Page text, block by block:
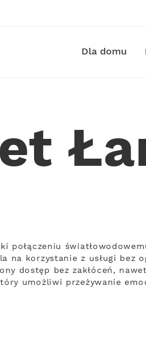
Dla domu
połączeniu
na korzystanie z usługi bez
dostęp bez zakłóceń,
umożliwi przeżywanie